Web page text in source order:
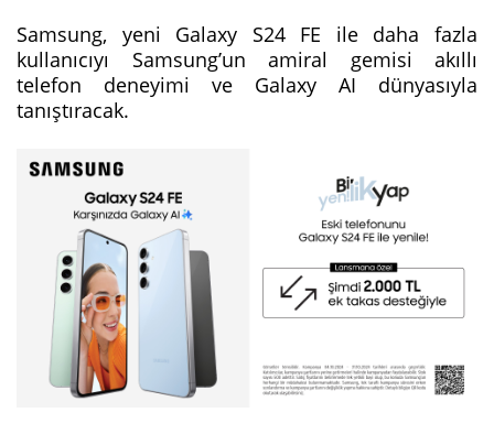
Samsung, yeni Galaxy S24 FE ile daha fazla
kullanıcıyı Samsung’un amiral gemisi akıllı
telefon deneyimi ve Galaxy AI dünyasıyla
tanıştıracak.